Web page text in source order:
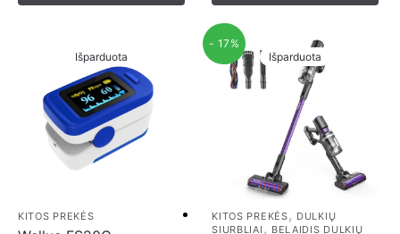
Išparduota
KITOS PREKĖS
- 17%
Išparduota
KITOS PREKĖS, DULKIŲ
SIURBLIAI , BELAIDIS DULKIŲ